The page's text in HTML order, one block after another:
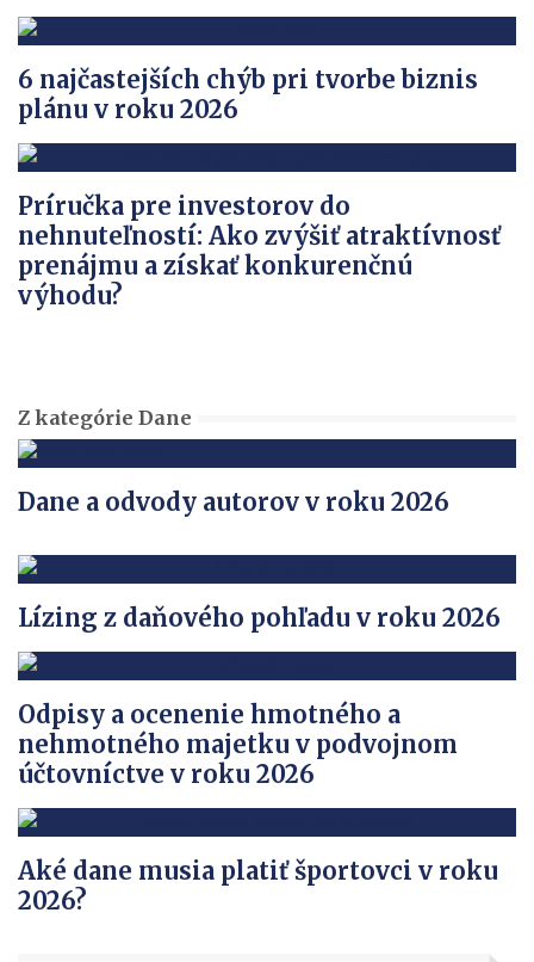
6 najčastejších chýb pri tvorbe biznis
plánu v roku 2026
Príručka pre investorov do
nehnuteľností: Ako zvýšiť atraktívnosť
prenájmu a získať konkurenčnú
výhodu?
Z kategórie Dane
Dane a odvody autorov v roku 2026
Lízing z daňového pohľadu v roku 2026
Odpisy a ocenenie hmotného a
nehmotného majetku v podvojnom
účtovníctve v roku 2026
Aké dane musia platiť športovci v roku
2026?